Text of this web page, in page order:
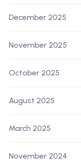
December 2025
November 2025
October 2025
August 2025
March 2025
November 2024